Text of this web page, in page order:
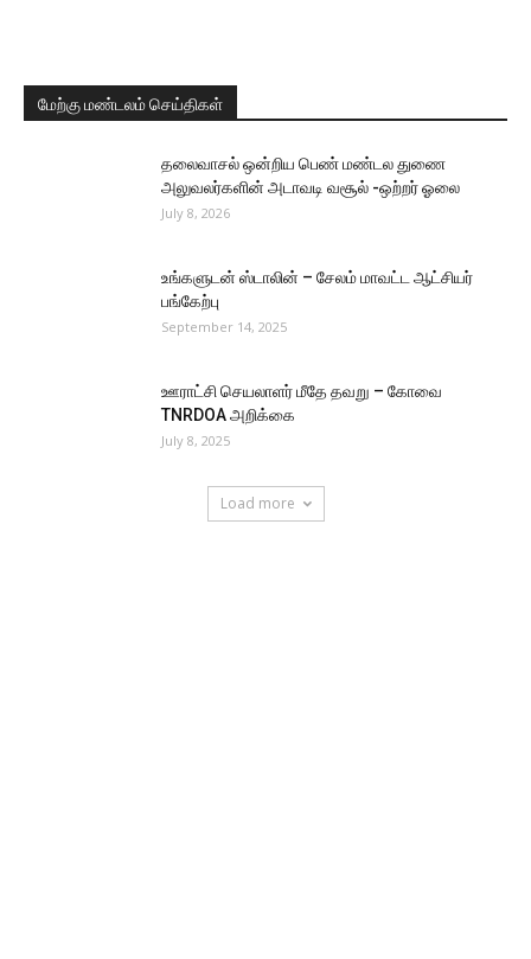
மேற்கு மண்டலம் செய்திகள்
தலைவாசல் ஒன்றிய பெண் மண்டல துணை
அலுவலர்களின் அடாவடி வசூல் -ஒற்றர் ஓலை
July 8, 2026
உங்களுடன் ஸ்டாலின் – சேலம் மாவட்ட ஆட்சியர்
பங்கேற்பு
September 14, 2025
ஊராட்சி செயலாளர் மீதே தவறு – கோவை
TNRDOA அறிக்கை
July 8, 2025
Load more